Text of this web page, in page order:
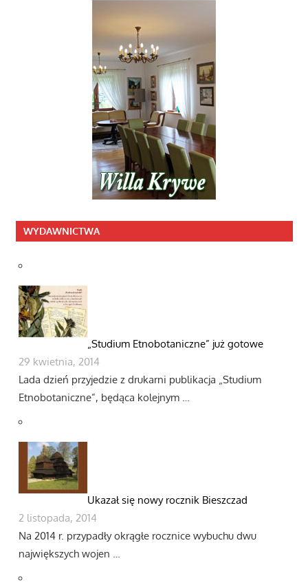
WYDAWNICTWA
„Studium Etnobotaniczne” już gotowe
29 kwietnia, 2014
Lada dzień przyjedzie z drukarni publikacja „Studium
Etnobotaniczne”, będąca kolejnym …
Ukazał się nowy rocznik Bieszczad
2 listopada, 2014
Na 2014 r. przypadły okrągłe rocznice wybuchu dwu
największych wojen …